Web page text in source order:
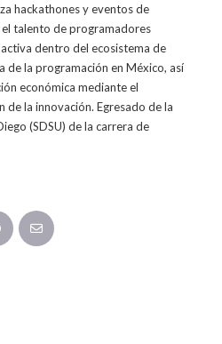
hackathones y eventos de
talento de programadores
dentro del ecosistema de
de la programación en México, así
económica mediante el
de la innovación. Egresado de la
(SDSU) de la carrera de